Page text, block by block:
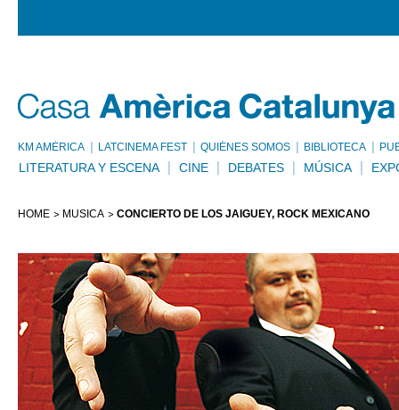
KM AMÈRICA LATCINEMA FEST QUIÉNES SOMOS BIBLIOTECA
LITERATURA Y ESCENA CINE DEBATES MÚSICA
HOME MÚSICA CONCIERTO DE LOS JAIGÜEY, ROCK MEXICANO